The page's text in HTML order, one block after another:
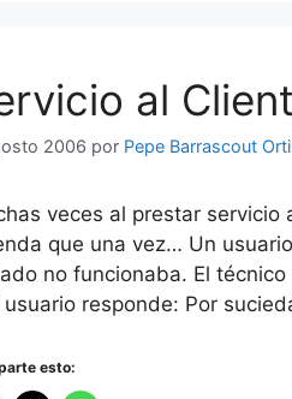
al
2006 por Pepe Barrascout
veces al prestar
que una vez… Un
no funcionaba. El
usuario responde: Por
esto: